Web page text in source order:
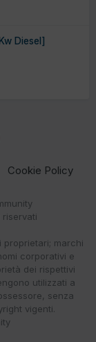
Diesel]
Cookie Policy
proprietari; marchi
corporativi e
dei rispettivi
utilizzati a
senza
vigenti.